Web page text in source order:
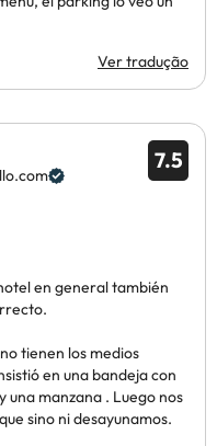
Ver tradução
7.5
en general también
tienen los medios
en una bandeja con
una manzana . Luego nos
sino ni desayunamos.